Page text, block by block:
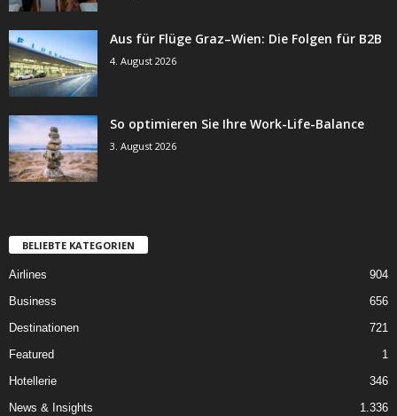
Aus für Flüge Graz–Wien: Die Folgen für B2B
4. August 2026
So optimieren Sie Ihre Work-Life-Balance
3. August 2026
BELIEBTE KATEGORIEN
Airlines
904
Business
656
Destinationen
721
Featured
1
Hotellerie
346
News & Insights
1.336